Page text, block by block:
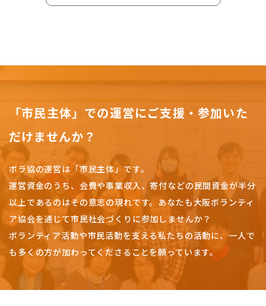
「市民主体」での運営にご支援・参加いた
だけませんか？
ボラ協の運営は「市民主体」です。
運営資金のうち、会費や事業収入、寄付などの民間資金が半分
以上であるのはその意志の現れです。 あなたも大阪ボランティ
ア協会を通じて市民社会づくりに参加しませんか？
ボランティア活動や市民活動を支える私たちの活動に、一人で
も多くの方が加わってくださることを願っています。